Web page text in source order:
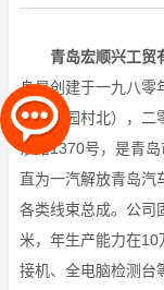
青岛宏顺兴工贸
身是创建于一九八零
区大枣园村北），二
沙路1370号，是青
直为一汽解放青岛汽
各类线束总成。公司
米，年生产能力在
接机、全电脑检测台